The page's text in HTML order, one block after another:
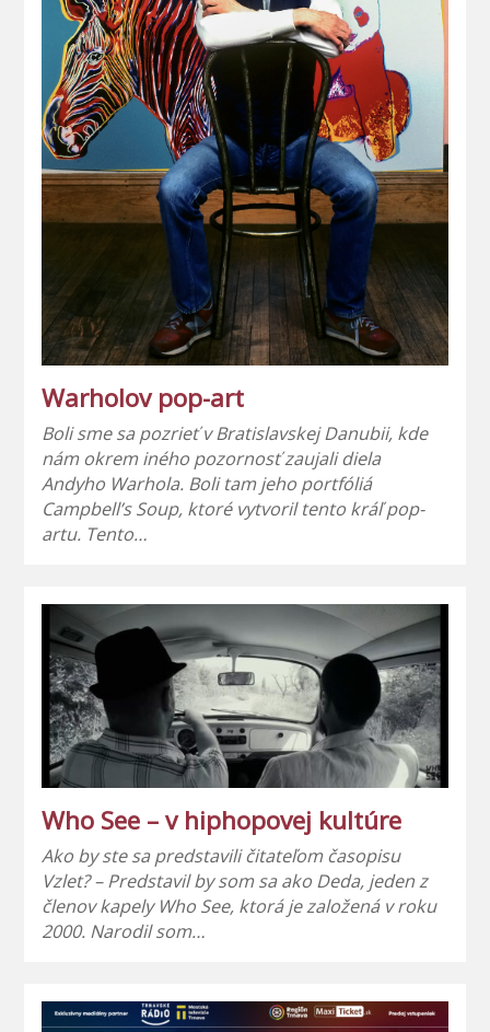
Warholov pop-art
Boli sme sa pozrieť v Bratislavskej Danubii, kde
nám okrem iného pozornosť zaujali diela
Andyho Warhola. Boli tam jeho portfóliá
Campbell’s Soup, ktoré vytvoril tento kráľ pop-
artu. Tento…
Who See – v hiphopovej kultúre
Ako by ste sa predstavili čitateľom časopisu
Vzlet? – Predstavil by som sa ako Deda, jeden z
členov kapely Who See, ktorá je založená v roku
2000. Narodil som…